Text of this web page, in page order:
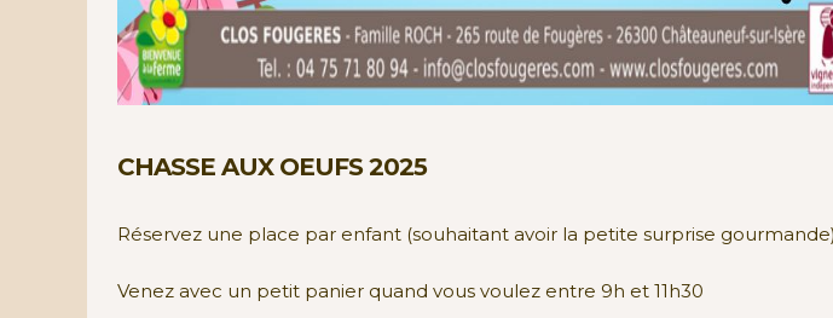
CHASSE AUX OEUFS 2025
Réservez une place par enfant (souhaitant avoir la petite surprise gourmande)
Venez avec un petit panier quand vous voulez entre 9h et 11h30